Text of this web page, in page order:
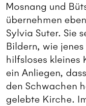
Mosnang und
übernehmen
Sylvia Suter. Sie
Bildern, wie
hilfsloses kleines
ein Anliegen,
den Schwachen
gelebte Kirche.